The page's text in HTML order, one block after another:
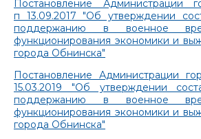
Постановление
п 13.09.2017 "Об утверждении
поддержанию в военное
функционирования экономики и
города Обнинска"
Постановление Администрации
15.03.2019 "Об утверждении
поддержанию в военное
функционирования экономики и
города Обнинска"